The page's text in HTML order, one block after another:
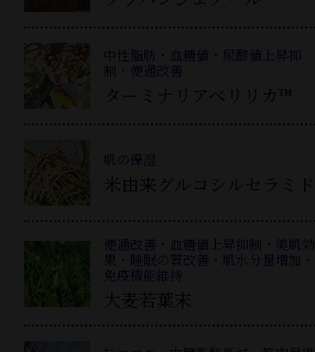
中性脂肪・血糖値・尿酸値上昇抑
制・便通改善
ターミナリアベリリカ™
肌の保湿
米由来グルコシルセラミド
便通改善・血糖値上昇抑制・美肌効
果・睡眠の質改善・肌水分量増加・
免疫機能維持
大麦若葉末